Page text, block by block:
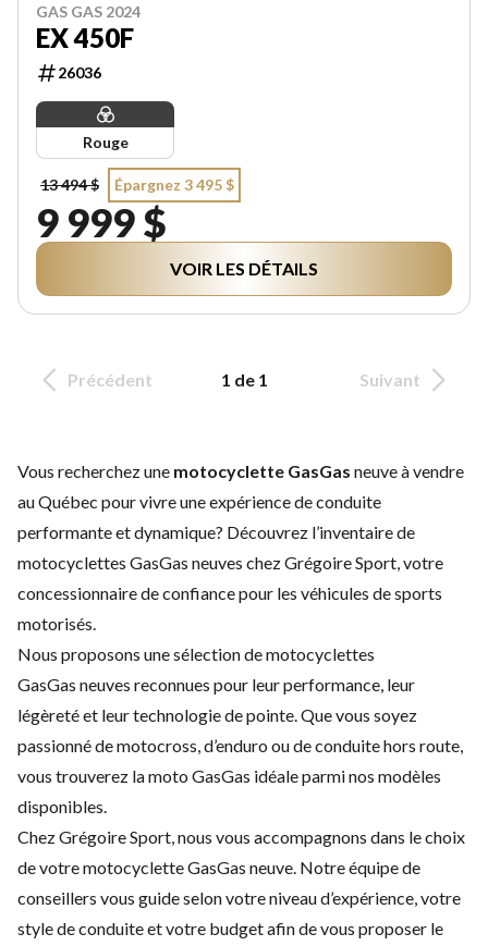
GAS GAS 2024
EX 450F
26036
Rouge
13 494 $ Épargnez 3 495 $
9 999 $
VOIR LES DÉTAILS
Précédent 1 de 1 Suivant
Vous recherchez une motocyclette GasGas neuve à vendre
au Québec pour vivre une expérience de conduite
performante et dynamique? Découvrez l’inventaire de
motocyclettes GasGas neuves chez Grégoire Sport, votre
concessionnaire de confiance pour les véhicules de sports
motorisés.
Nous proposons une sélection de motocyclettes
GasGas neuves reconnues pour leur performance, leur
légèreté et leur technologie de pointe. Que vous soyez
passionné de motocross, d’enduro ou de conduite hors route,
vous trouverez la moto GasGas idéale parmi nos modèles
disponibles.
Chez Grégoire Sport, nous vous accompagnons dans le choix
de votre motocyclette GasGas neuve. Notre équipe de
conseillers vous guide selon votre niveau d’expérience, votre
style de conduite et votre budget afin de vous proposer le